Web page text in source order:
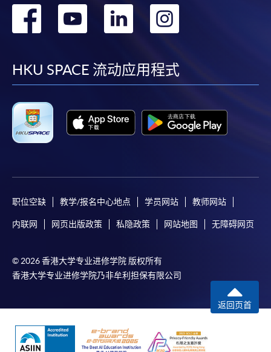
转
facebook
转
youtube
转
linkedin
转
HKU SPACE 流动应用程式
职位空缺 教学/报名中心地点 学员网站 教师网站
内联网 网页出版政策 私隐政策 网站地图 无障碍网页
© 2026 香港大学专业进修学院 版权所有
香港大学专业进修学院乃非牟利担保有限公司
返回页首